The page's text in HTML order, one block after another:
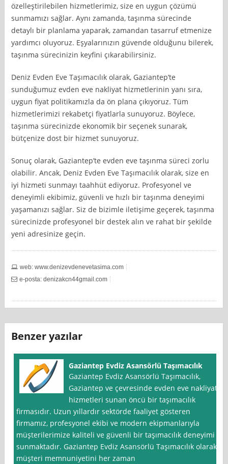
özelleştirilebilen hizmetlerimiz, size en uygun çözümü
sunmamızı sağlar. Aynı zamanda, taşınma sürecinde
detaylı bir planlama yaparak, zamandan tasarruf etmenize
yardımcı oluyoruz. Eşyalarınızın güvende olduğunu bilerek,
taşınma sürecinizin keyfini çıkarabilirsiniz.
Deniz Evden Eve Taşımacılık olarak, Gaziantep’te
sunduğumuz evden eve nakliyat hizmetlerinin yanı sıra,
uygun fiyat politikamızla da ön plana çıkıyoruz. Tüm
hizmetlerimizi rekabetçi fiyatlarla sunuyoruz. Böylece,
taşınma sürecinizde ekonomik bir seçenek sunarak,
bütçenize dost bir hizmet sunuyoruz.
Sonuç olarak, Gaziantep’te evden eve taşınma süreci zorlu
olabilir. Ancak, Deniz Evden Eve Taşımacılık olarak, size en
iyi hizmeti sunmayı taahhüt ediyoruz. Profesyonel ve
deneyimli ekibimiz, güvenli ve hızlı bir taşınma deneyimi
yaşamanızı sağlar. Siz de bizimle iletişime geçerek, taşınma
sürecinizde profesyonel bir destek alın ve rahat bir şekilde
yeni adresinize geçin.
web: www.denizevdenevetasima.com
e-posta: denizakcn44gmail.com
Benzer yazılar
Gaziantep Evdiz Asansörlü Taşımacılık
Gaziantep Evdiz Asansörlü Taşımacılık,
Gaziantep ve çevresinde evden eve nakliyat
hizmetleri sunan öncü bir taşımacılık
firmasıdır. Uzun yıllardır sektörde faaliyet gösteren
firmamız, profesyonel ekibi ve modern ekipmanlarıyla
müşterilerimize kaliteli ve güvenli bir taşımacılık deneyimi
sunmaktadır. Gaziantep Evdiz Asansörlü Taşımacılık olarak,
müşteri memnuniyetini her zaman